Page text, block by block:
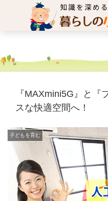
『MAXmini5G』と『
スな快適空間へ！
子どもを育む